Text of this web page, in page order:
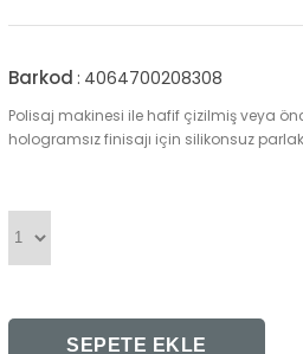
Barkod : 4064700208308
Polisaj makinesi ile hafif çizilmiş veya
hologramsız finisajı için silikonsuz